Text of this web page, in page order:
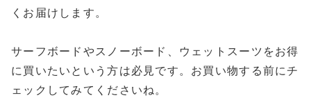
くお届けします。
サーフボードやスノーボード、ウェットスーツをお得
に買いたいという方は必見です。お買い物する前にチ
ェックしてみてくださいね。